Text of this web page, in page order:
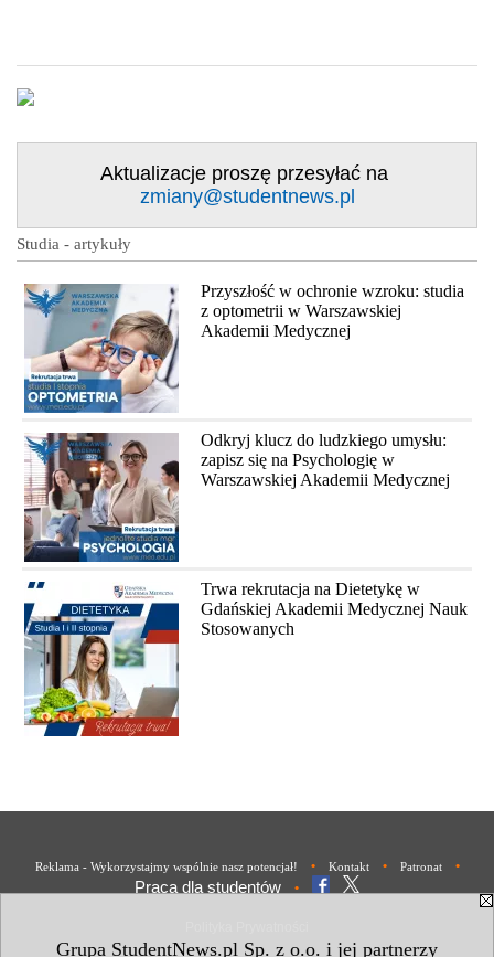
Grupa StudentNews.pl Sp. z o.o. i jej partnerzy
Aktualizacje proszę przesyłać na
zmiany@studentnews.pl
Studia - artykuły
Przyszłość w ochronie wzroku: studia
z optometrii w Warszawskiej
Akademii Medycznej
Odkryj klucz do ludzkiego umysłu:
zapisz się na Psychologię w
Warszawskiej Akademii Medycznej
Trwa rekrutacja na Dietetykę w
Gdańskiej Akademii Medycznej Nauk
Stosowanych
Reklama - Wykorzystajmy wspólnie nasz potencjał! • Kontakt • Patronat •
Praca dla studentów •